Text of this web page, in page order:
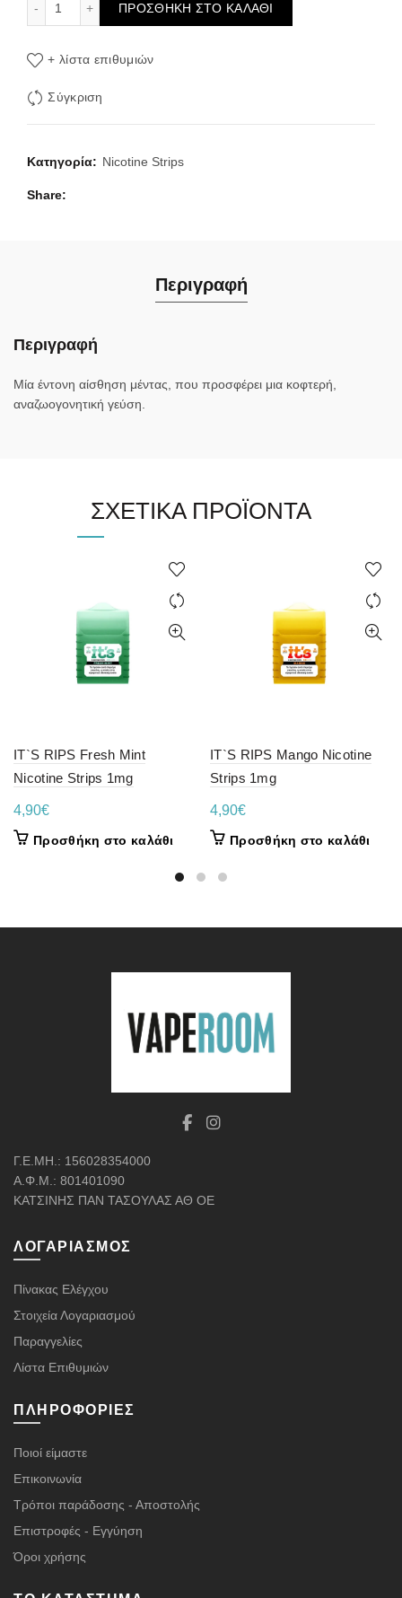
ΠΡΟΣΘΉΚΗ ΣΤΟ ΚΑΛΆΘΙ
+ λίστα επιθυμιών
Σύγκριση
Κατηγορία: Nicotine Strips
Share
Περιγραφή
Περιγραφή
Μία έντονη αίσθηση μέντας, που προσφέρει μια κοφτερή,
αναζωογονητική γεύση.
ΣΧΕΤΙΚΆ ΠΡΟΪΌΝΤΑ
IT`S RIPS Fresh Mint
Nicotine Strips 1mg
4,90€
Προσθήκη στο καλάθι
IT`S RIPS Mango Nicotine
Strips 1mg
4,90€
Προσθήκη στο καλάθι
Γ.Ε.ΜΗ.: 156028354000
Α.Φ.Μ.: 801401090
ΚΑΤΣΙΝΗΣ ΠΑΝ ΤΑΣΟΥΛΑΣ ΑΘ ΟΕ
ΛΟΓΑΡΙΑΣΜΌΣ
Πίνακας Ελέγχου
Στοιχεία Λογαριασμού
Παραγγελίες
Λίστα Επιθυμιών
ΠΛΗΡΟΦΟΡΊΕΣ
Ποιοί είμαστε
Επικοινωνία
Τρόποι παράδοσης - Αποστολής
Επιστροφές - Εγγύηση
Όροι χρήσης